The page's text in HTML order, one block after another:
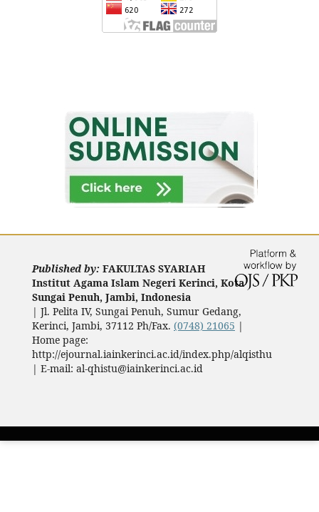
Published by: FAKULTAS SYARIAH
Institut Agama Islam Negeri Kerinci, Kota
Sungai Penuh, Jambi, Indonesia
| Jl. Pelita IV, Sungai Penuh, Sumur Gedang,
Kerinci, Jambi, 37112 Ph/Fax. (0748) 21065 |
Home page:
http://ejournal.iainkerinci.ac.id/index.php/alqisthu
| E-mail: al-qhistu@iainkerinci.ac.id